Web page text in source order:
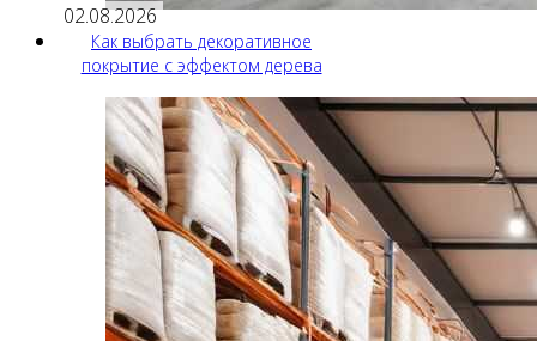
02.08.2026
Как выбрать декоративное
покрытие с эффектом дерева